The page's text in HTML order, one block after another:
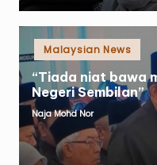
Posted
in
Malaysian News
“Tiada niat bawa
Negeri Sembilan”
Posted
by
Naja Mohd Nor